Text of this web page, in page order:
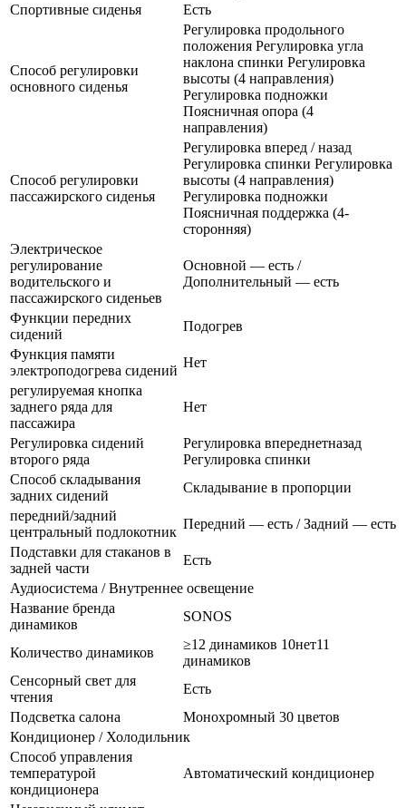
Спортивные сиденья
Есть
Способ регулировки
основного сиденья
Регулировка продольного
положения Регулировка угла
наклона спинки Регулировка
высоты (4 направления)
Регулировка подножки
Поясничная опора (4
направления)
Способ регулировки
пассажирского сиденья
Регулировка вперед / назад
Регулировка спинки Регулировка
высоты (4 направления)
Регулировка подножки
Поясничная поддержка (4-
сторонняя)
Электрическое
регулирование
водительского и
пассажирского сиденьев
Основной — есть /
Дополнительный — есть
Функции передних
сидений
Подогрев
Функция памяти
электроподогрева сидений
Нет
регулируемая кнопка
заднего ряда для
пассажира
Нет
Регулировка сидений
второго ряда
Регулировка впереднетназад
Регулировка спинки
Способ складывания
задних сидений
Складывание в пропорции
передний/задний
центральный подлокотник
Передний — есть / Задний — есть
Подставки для стаканов в
задней части
Есть
Аудиосистема / Внутреннее освещение
Название бренда
динамиков
SONOS
Количество динамиков
≥12 динамиков 10нет11
динамиков
Сенсорный свет для
чтения
Есть
Подсветка салона
Монохромный 30 цветов
Кондиционер / Холодильник
Способ управления
температурой
кондиционера
Автоматический кондиционер